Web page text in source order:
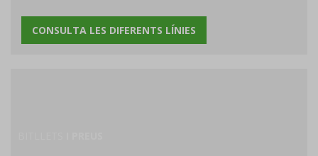
CONSULTA LES DIFERENTS LÍNIES